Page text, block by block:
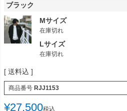
ブラック
Mサイズ
在庫切れ
Lサイズ
在庫切れ
送料込
商品番号 RJJ1153
¥27,500税込